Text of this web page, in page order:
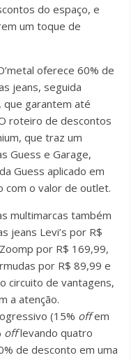
do espaço, e
um toque de
oferece 60% de
jeans, seguida
que garantem até
roteiro de descontos
que traz um
Guess e Garage,
Guess aplicado em
com o valor de outlet.
multimarcas também
jeans Levi’s por R$
por R$ 169,99,
por R$ 89,99 e
circuito de vantagens,
a atenção.
(15% offem
offlevando quatro
de desconto em uma